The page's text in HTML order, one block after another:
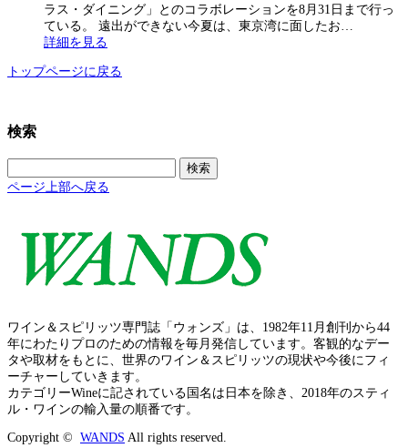
ラス・ダイニング」とのコラボレーションを8月31日まで行っ
ている。 遠出ができない今夏は、東京湾に面したお…
詳細を見る
トップページに戻る
検索
検
索:
ページ上部へ戻る
ワイン＆スピリッツ専門誌「ウォンズ」は、1982年11月創刊から44
年にわたりプロのための情報を毎月発信しています。客観的なデー
タや取材をもとに、世界のワイン＆スピリッツの現状や今後にフィ
ーチャーしていきます。
カテゴリーWineに記されている国名は日本を除き、2018年のスティ
ル・ワインの輸入量の順番です。
Copyright © WANDS All rights reserved.